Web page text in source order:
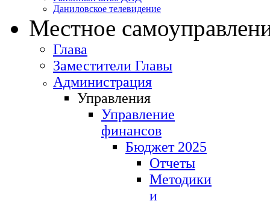
Даниловское телевидение
Местное
Глава
Заместители Главы
Администрация
Управления
Управление
финансов
Бюджет 2025
Отчеты
Методики
и